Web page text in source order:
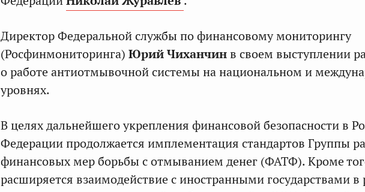
Директор Федеральной службы по финансовому мониторингу
(Росфинмониторинга) Юрий Чиханчинв своем выступлении
о работе антиотмывочной системы на национальном и
уровнях.
В целях дальнейшего укрепления финансовой безопасности в
Федерации продолжается имплементация стандартов Группы
финансовых мер борьбы с отмыванием денег (ФАТФ). Кроме
расширяется взаимодействие с иностранными государствами в